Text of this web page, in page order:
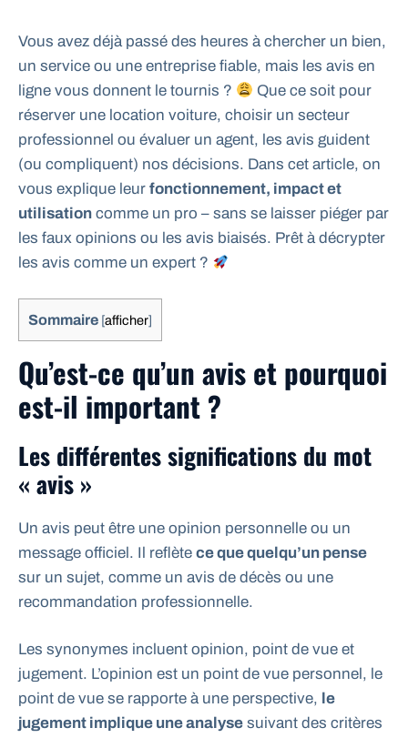
Vous avez déjà passé des heures à chercher un bien,
un service ou une entreprise fiable, mais les avis en
ligne vous donnent le tournis ?
Que ce soit pour
réserver une location voiture, choisir un secteur
professionnel ou évaluer un agent, les avis guident
(ou compliquent) nos décisions. Dans cet article, on
vous explique leur fonctionnement, impact et
utilisation comme un pro – sans se laisser piéger par
les faux opinions ou les avis biaisés. Prêt à décrypter
les avis comme un expert ?
Sommaire [afficher]
Qu’est-ce qu’un avis et pourquoi
est-il important ?
Les différentes significations du mot
« avis »
Un avis peut être une opinion personnelle ou un
message officiel. Il reflète ce que quelqu’un pense
sur un sujet, comme un avis de décès ou une
recommandation professionnelle.
Les synonymes incluent opinion, point de vue et
jugement. L’opinion est un point de vue personnel, le
point de vue se rapporte à une perspective, le
jugement implique une analyse suivant des critères